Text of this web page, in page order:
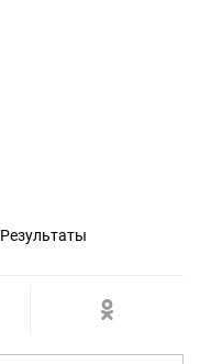
Результаты